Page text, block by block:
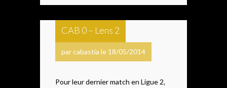
CAB 0 – Lens 2
par cabastia le 18/05/2014
Pour leur dernier match en Ligue 2,